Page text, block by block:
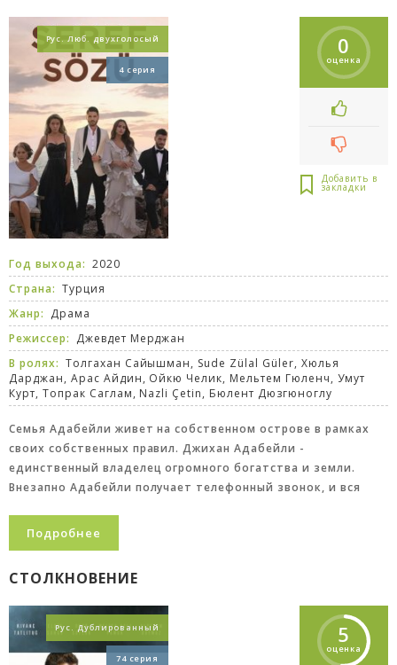
Рус. Люб. двухголосый
4 серия
0
оценка
Год выхода: 2020
Страна: Турция
Жанр: Драма
Режиссер: Джевдет Мерджан
В ролях: Толгахан Сайышман, Sude Zülal Güler, Хюлья
Дарджан, Арас Айдин, Ойкю Челик, Мельтем Гюленч, Умут
Курт, Топрак Саглам, Nazli Çetin, Бюлент Дюзгюноглу
Семья Адабейли живет на собственном острове в рамках
своих собственных правил. Джихан Адабейли -
единственный владелец огромного богатства и земли.
Внезапно Адабейли получает телефонный звонок, и вся
Подробнее
СТОЛКНОВЕНИЕ
Рус. Дублированный
74 серия
5
оценка